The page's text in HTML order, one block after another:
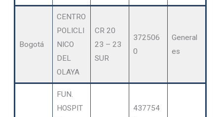
Bogotá
CENTRO
POLICLI
NICO
DEL
OLAYA
CR 20
23 – 23
SUR
372506
0
General
es
FUN.
HOSPIT
437754